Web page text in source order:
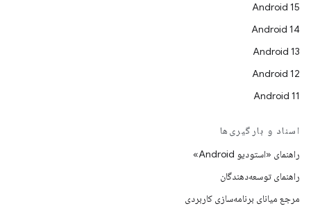
Android 15
Android 14
Android 13
Android 12
Android 11
اسناد و بارگیری‌ها
راهنمای «استودیو Android»
راهنمای توسعه‌دهندگان
مرجع میانای برنامه‌سازی کاربردی